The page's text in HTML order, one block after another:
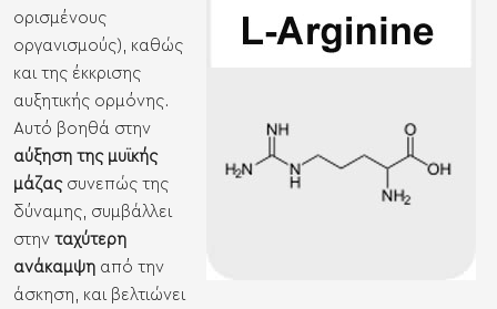
ορισμένους
οργανισμούς), καθώς
και της έκκρισης
αυξητικής ορμόνης.
Αυτό βοηθά στην
αύξηση της μυϊκής
μάζαςσυνεπώς της
δύναμης, συμβάλλει
στην ταχύτερη
ανάκαμψη από την
άσκηση, και βελτιώνει